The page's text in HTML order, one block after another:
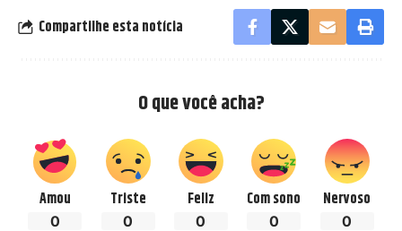
Compartilhe esta notícia
O que você acha?
Amou
0
Triste
0
Feliz
0
Com sono
0
Nervoso
0